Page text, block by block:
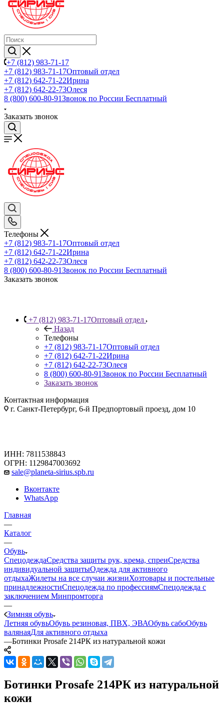
+7 (812) 983-71-17
+7 (812) 983-71-17Оптовый отдел
+7 (812) 642-71-22Ирина
+7 (812) 642-22-73Олеся
8 (800) 600-80-91Звонок по России Бесплатный
Заказать звонок
Телефоны
+7 (812) 983-71-17Оптовый отдел
+7 (812) 642-71-22Ирина
+7 (812) 642-22-73Олеся
8 (800) 600-80-91Звонок по России Бесплатный
Заказать звонок
+7 (812) 983-71-17Оптовый отдел
Назад
Телефоны
+7 (812) 983-71-17Оптовый отдел
+7 (812) 642-71-22Ирина
+7 (812) 642-22-73Олеся
8 (800) 600-80-91Звонок по России Бесплатный
Заказать звонок
Контактная информация
г. Санкт-Петербург, 6-й Предпортовый проезд, дом 10
ИНН: 7811538843
ОГРН: 1129847003692
sale@planeta-sirius.spb.ru
Вконтакте
WhatsApp
Главная
—
Каталог
—
Обувь
СпецодеждаСредства защиты рук, крема, спреиСредства
индивидуальной защитыОдежда для активного
отдыхаЖилеты на все случаи жизниХозтовары и постельные
принадлежностиСпецодежда по профессиямСпецодежда с
заключением Минпромторга
—
Зимняя обувь
Летняя обувьОбувь резиновая, ПВХ, ЭВАОбувь сабоОбувь
валянаяДля активного отдыха
—Ботинки Prosafe 214РК из натуральной кожи
Ботинки Prosafe 214РК из натуральной
кожи